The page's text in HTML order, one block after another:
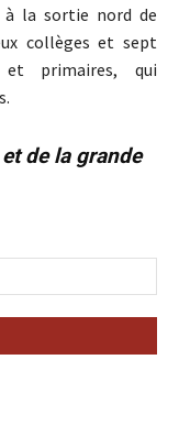
à la sortie nord de
collèges et sept
et primaires, qui
de la grande